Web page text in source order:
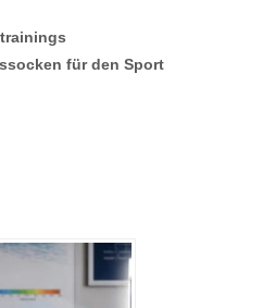
für den Sport